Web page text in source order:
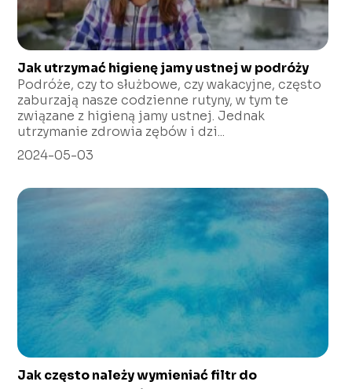
Jak utrzymać higienę jamy ustnej w podróży
Podróże, czy to służbowe, czy wakacyjne, często
zaburzają nasze codzienne rutyny, w tym te
związane z higieną jamy ustnej. Jednak
utrzymanie zdrowia zębów i dzi...
2024-05-03
Jak często należy wymieniać filtr do